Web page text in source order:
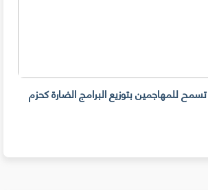
ثغرة أمنية في NPM تسمح للمهاجمين بتوزيع البرامج الضارة كحزم